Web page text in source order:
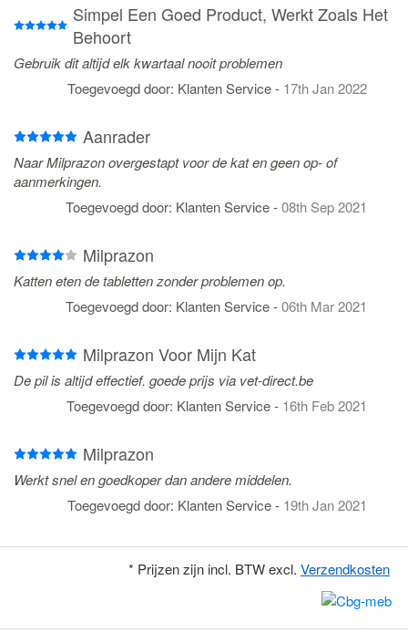
Simpel Een Goed Product, Werkt Zoals Het
Behoort
Gebruik dit altijd elk kwartaal nooit problemen
Toegevoegd door: Klanten Service- 17th Jan 2022
Aanrader
Naar Milprazon overgestapt voor de kat en geen op- of
aanmerkingen.
Toegevoegd door: Klanten Service-08th Sep 2021
Milprazon
Katten eten de tabletten zonder problemen op.
Toegevoegd door: Klanten Service-06th Mar 2021
Milprazon Voor Mijn Kat
De pil is altijd effectief. goede prijs via vet-direct.be
Toegevoegd door: Klanten Service- 16th Feb 2021
Milprazon
Werkt snel en goedkoper dan andere middelen.
Toegevoegd door: Klanten Service- 19th Jan 2021
* Prijzen zijn incl. BTW excl. Verzendkosten